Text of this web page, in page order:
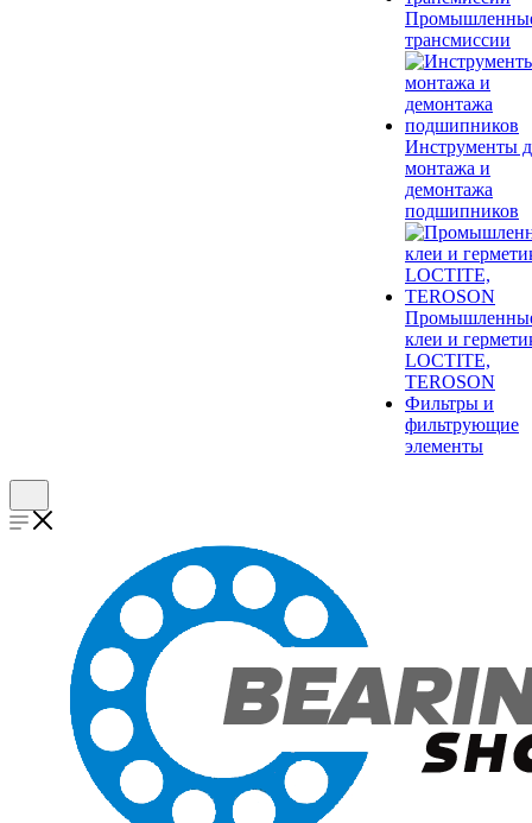
трансмиссии
Инструменты
монтажа и
демонтажа
подшипников
клеи и
LOCTITE,
TEROSON
Фильтры и
фильтрующие
элементы